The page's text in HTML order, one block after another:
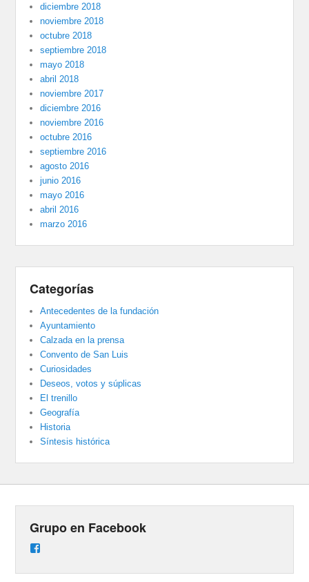
diciembre 2018
noviembre 2018
octubre 2018
septiembre 2018
mayo 2018
abril 2018
noviembre 2017
diciembre 2016
noviembre 2016
octubre 2016
septiembre 2016
agosto 2016
junio 2016
mayo 2016
abril 2016
marzo 2016
Categorías
Antecedentes de la fundación
Ayuntamiento
Calzada en la prensa
Convento de San Luis
Curiosidades
Deseos, votos y súplicas
El trenillo
Geografía
Historia
Síntesis histórica
Grupo en Facebook